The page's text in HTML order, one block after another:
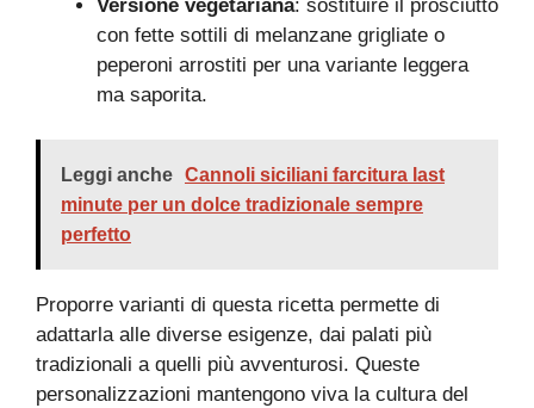
Versione vegetariana: sostituire il prosciutto
con fette sottili di melanzane grigliate o
peperoni arrostiti per una variante leggera
ma saporita.
Leggi anche Cannoli siciliani farcitura last
minute per un dolce tradizionale sempre
perfetto
Proporre varianti di questa ricetta permette di
adattarla alle diverse esigenze, dai palati più
tradizionali a quelli più avventurosi. Queste
personalizzazioni mantengono viva la cultura del